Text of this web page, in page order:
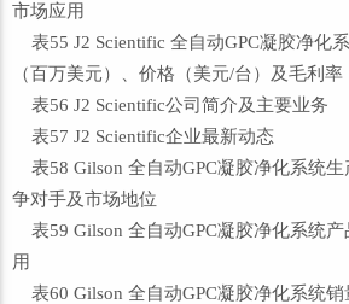
市场应用
表55 J2 Scientific 全自动GPC凝胶净化
（百万美元）、价格（美元/台）及毛利率
表56 J2 Scientific公司简介及主要业务
表57 J2 Scientific企业最新动态
表58 Gilson 全自动GPC凝胶净化系统
争对手及市场地位
表59 Gilson 全自动GPC凝胶净化系统
用
表60 Gilson 全自动GPC凝胶净化系统